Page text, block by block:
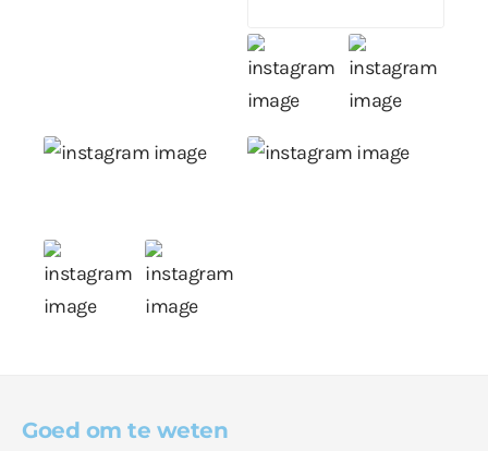
Goed om te weten